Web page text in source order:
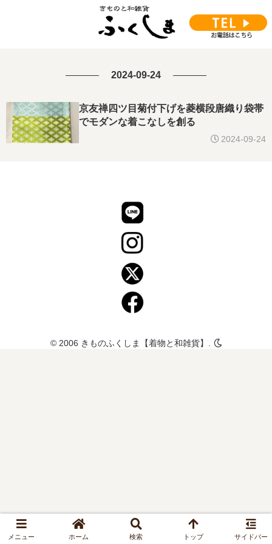
2024-09-24
京友禅四ツ目菊付下げを菱横段唐織り袋帯
でモダンな着こなしを創る
2024-09-24
© 2006 きものふくしま【着物と和雑貨】.
メニュー ホーム 検索 トップ サイドバー